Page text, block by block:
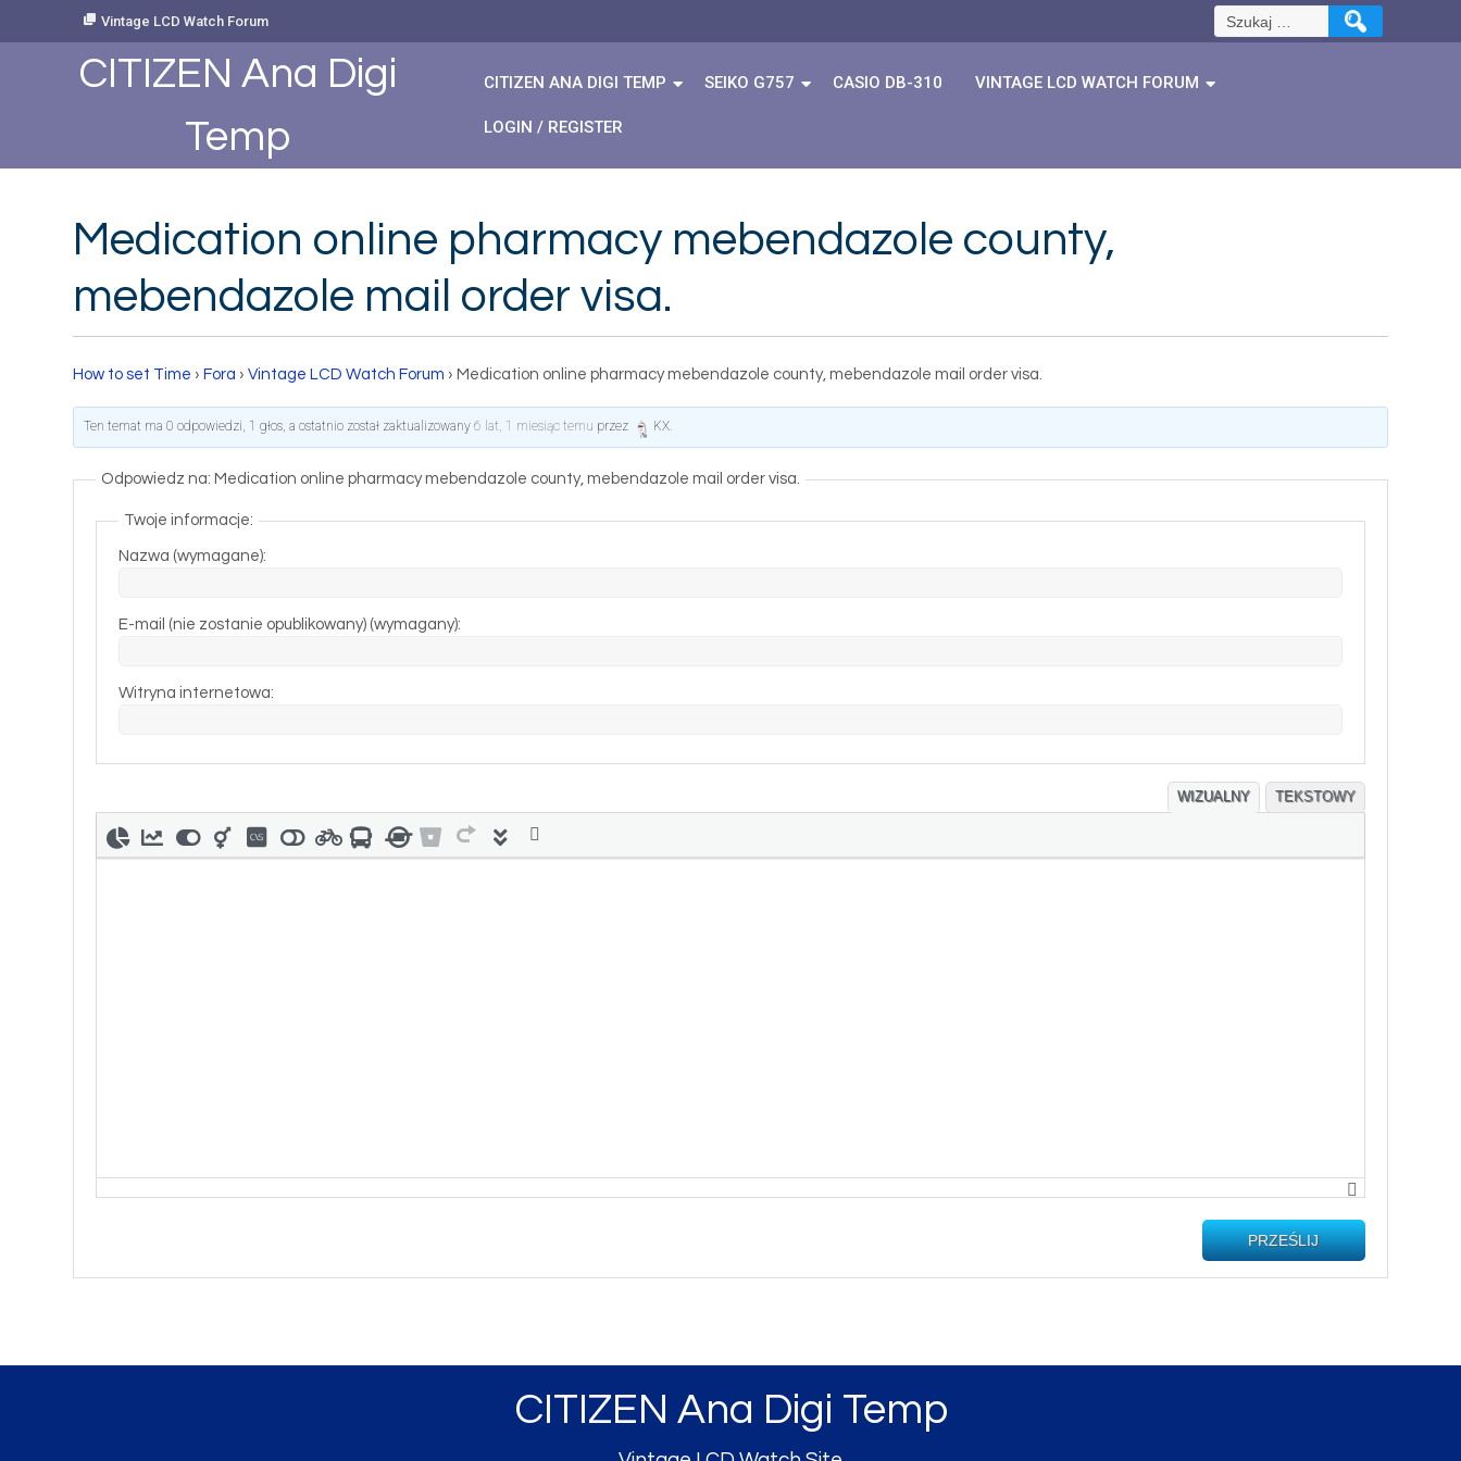
Vintage LCD Watch Forum Szukaj:
CITIZEN Ana Digi
Temp
CITIZEN ANA DIGI TEMP SEIKO G757 CASIO DB-310 VINTAGE LCD WATCH FORUM
LOGIN / REGISTER
Medication online pharmacy mebendazole county,
mebendazole mail order visa.
How to set Time › Fora › Vintage LCD Watch Forum › Medication online pharmacy mebendazole county, mebendazole mail order visa.
Ten temat ma 0 odpowiedzi, 1 głos, a ostatnio został zaktualizowany6 lat, 1 miesiąc temu przez KX.
Odpowiedz na: Medication online pharmacy mebendazole county, mebendazole mail order visa.
Twoje informacje:
Nazwa (wymagane):
E-mail (nie zostanie opublikowany) (wymagany):
Witryna internetowa:
WIZUALNY TEKSTOWY
PRZEŚLIJ
CITIZEN Ana Digi Temp